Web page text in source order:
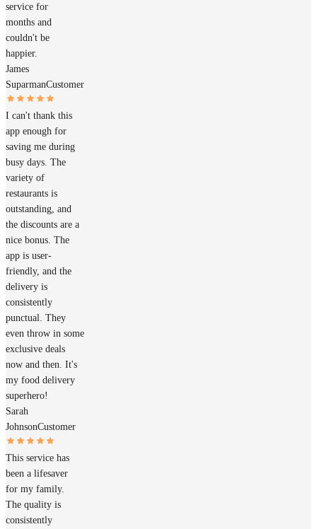
service for
months and
couldn't be
happier.
James
SuparmanCustomer
I can't thank this
app enough for
saving me during
busy days. The
variety of
restaurants is
outstanding, and
the discounts are a
nice bonus. The
app is user-
friendly, and the
delivery is
consistently
punctual. They
even throw in some
exclusive deals
now and then. It's
my food delivery
superhero!
Sarah
JohnsonCustomer
This service has
been a lifesaver
for my family.
The quality is
consistently